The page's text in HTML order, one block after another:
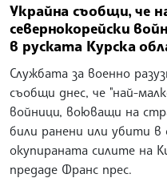
Украйна съобщи, че
севернокорейски
в руската Курска
Службата за военно
съобщи днес, че "най-
войници, воюващи на
били ранени или убити в
окупираната силите на
предаде Франс прес.